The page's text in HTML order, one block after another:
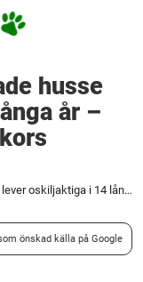
husse
år –
Hunden och hans älskade husse lever oskiljaktiga i 14 långa år – somnar in med två veckors mellanrum
önskad källa på Google